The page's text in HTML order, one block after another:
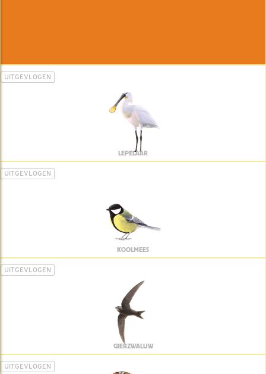
UITGEVLOGEN
LEPELAAR
UITGEVLOGEN
KOOLMEES
UITGEVLOGEN
GIERZWALUW
UITGEVLOGEN